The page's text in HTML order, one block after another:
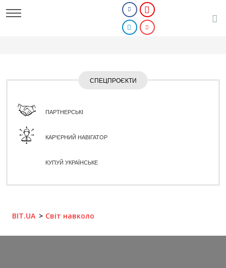
СПЕЦПРОЄКТИ
ПАРТНЕРСЬКІ
КАР'ЄРНИЙ НАВІГАТОР
КУПУЙ УКРАЇНСЬКЕ
BIT.UA Світ навколо